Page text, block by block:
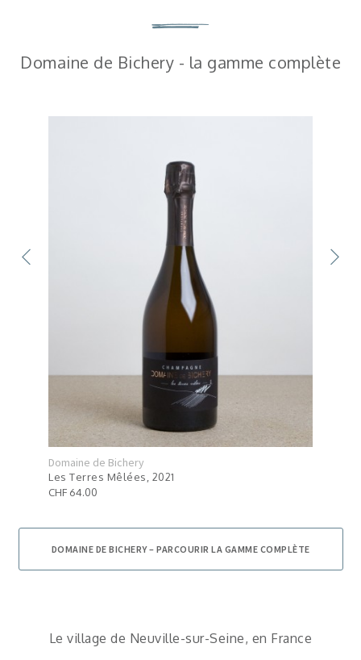
Domaine de Bichery - la gamme complète
Domaine de Bichery
Les Terres Mêlées, 2021
CHF 64.00
DOMAINE DE BICHERY – PARCOURIR LA GAMME COMPLÈTE
Le village de Neuville-sur-Seine, en France